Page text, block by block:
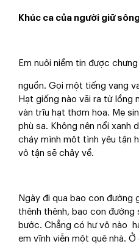
Khúc ca của người giữ
Em nuôi niềm tin được
nguồn. Gọi một tiếng vang
Hạt giống nào vãi ra từ lồng
vàn trĩu hạt thơm hoa. Mẹ
phù sa. Không nên nổi xanh
cháy mình một tình yêu tận
vô tận sẽ chảy về.
Ngày đi qua bao con đường
thênh thênh, bao con đường
bước. Chẳng có hư vô nào
em vĩnh viễn một quê nhà.